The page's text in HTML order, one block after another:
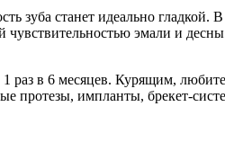
зуба станет идеально
эмали и
раз в 6 месяцев. Курящим,
импланты, брекет-